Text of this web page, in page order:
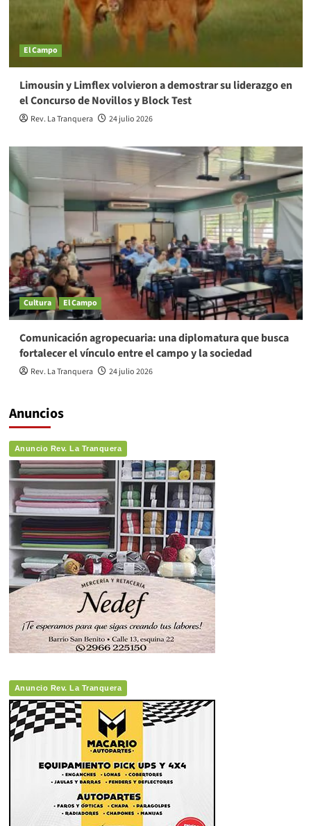
El Campo
Limousin y Limflex volvieron a demostrar su liderazgo en
el Concurso de Novillos y Block Test
Rev. La Tranquera 24 julio 2026
Cultura El Campo
Comunicación agropecuaria: una diplomatura que busca
fortalecer el vínculo entre el campo y la sociedad
Rev. La Tranquera 24 julio 2026
Anuncios
Anuncio Rev. La Tranquera
Anuncio Rev. La Tranquera